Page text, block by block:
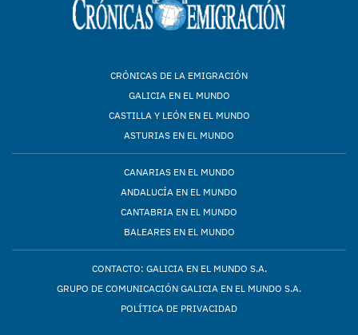
CRÓNICAS DE LA EMIGRACIÓN
GALICIA EN EL MUNDO
CASTILLA Y LEÓN EN EL MUNDO
ASTURIAS EN EL MUNDO
CANARIAS EN EL MUNDO
ANDALUCÍA EN EL MUNDO
CANTABRIA EN EL MUNDO
BALEARES EN EL MUNDO
CONTACTO: GALICIA EN EL MUNDO S.A.
GRUPO DE COMUNICACIÓN GALICIA EN EL MUNDO S.A.
POLÍTICA DE PRIVACIDAD